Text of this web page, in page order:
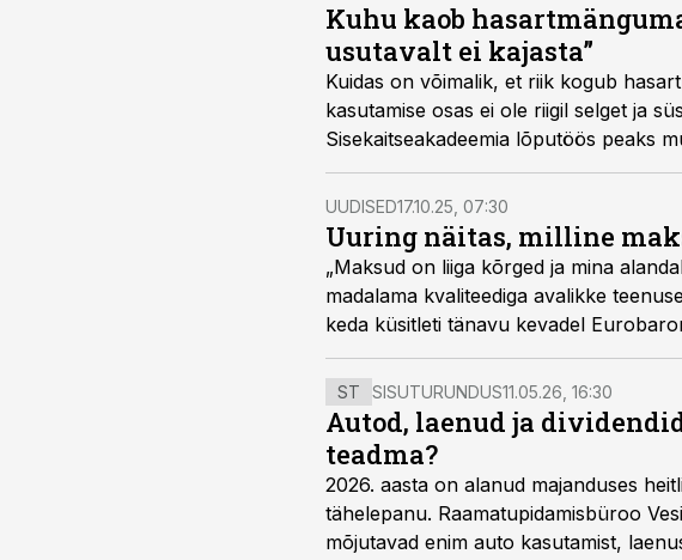
Kuhu kaob
usutavalt ei kajasta”
Kuidas on võimalik, et riik kogub
kasutamise osas ei ole riigil selget ja
Sisekaitseakadeemia lõputöös peaks
UUDISED17.10.25, 07:30
Uuring näitas, milline
„Maksud on liiga kõrged ja mina
madalama kvaliteediga avalikke
keda küsitleti tänavu kevadel
ST SISUTURUNDUS11.05.26, 16:30
Autod, laenud ja
teadma?
2026. aasta on alanud majanduses
tähelepanu. Raamatupidamisbüroo
mõjutavad enim auto kasutamist,